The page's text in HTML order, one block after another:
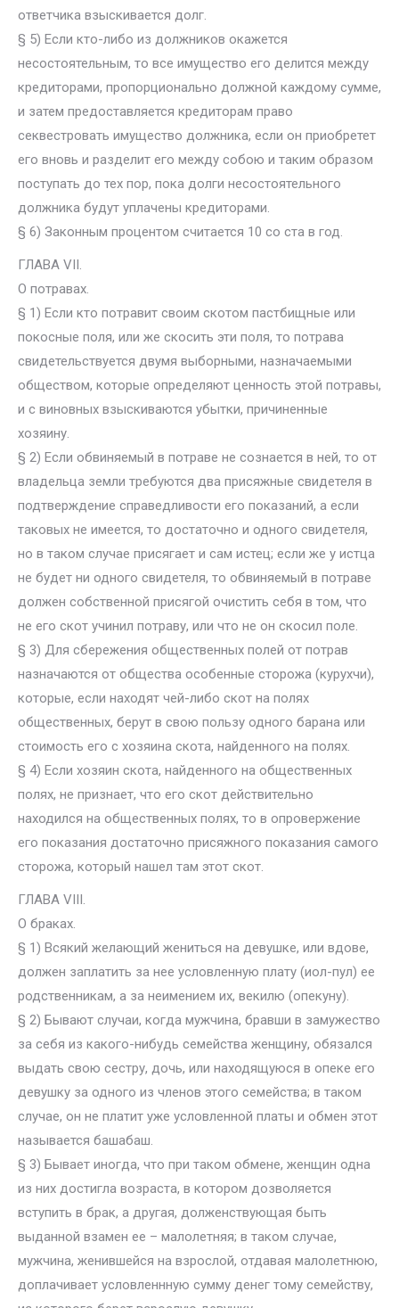
ответчика взыскивается долг.
§ 5) Если кто-либо из должников окажется
несостоятельным, то все имущество его делится между
кредиторами, пропорционально должной каждому сумме,
и затем предоставляется кредиторам право
секвестровать имущество должника, если он приобретет
его вновь и разделит его между собою и таким образом
поступать до тех пор, пока долги несостоятельного
должника будут уплачены кредиторами.
§ 6) Законным процентом считается 10 со ста в год.
ГЛАВА VII.
О потравах.
§ 1) Если кто потравит своим скотом пастбищные или
покосные поля, или же скосить эти поля, то потрава
свидетельствуется двумя выборными, назначаемыми
обществом, которые определяют ценность этой потравы,
и с виновных взыскиваются убытки, причиненные
хозяину.
§ 2) Если обвиняемый в потраве не сознается в ней, то от
владельца земли требуются два присяжные свидетеля в
подтверждение справедливости его показаний, а если
таковых не имеется, то достаточно и одного свидетеля,
но в таком случае присягает и сам истец; если же у истца
не будет ни одного свидетеля, то обвиняемый в потраве
должен собственной присягой очистить себя в том, что
не его скот учинил потраву, или что не он скосил поле.
§ 3) Для сбережения общественных полей от потрав
назначаются от общества особенные сторожа (курухчи),
которые, если находят чей-либо скот на полях
общественных, берут в свою пользу одного барана или
стоимость его с хозяина скота, найденного на полях.
§ 4) Если хозяин скота, найденного на общественных
полях, не признает, что его скот действительно
находился на общественных полях, то в опровержение
его показания достаточно присяжного показания самого
сторожа, который нашел там этот скот.
ГЛАВА VIII.
О браках.
§ 1) Всякий желающий жениться на девушке, или вдове,
должен заплатить за нее условленную плату (иол-пул) ее
родственникам, а за неимением их, векилю (опекуну).
§ 2) Бывают случаи, когда мужчина, бравши в замужество
за себя из какого-нибудь семейства женщину, обязался
выдать свою сестру, дочь, или находящуюся в опеке его
девушку за одного из членов этого семейства; в таком
случае, он не платит уже условленной платы и обмен этот
называется башабаш.
§ 3) Бывает иногда, что при таком обмене, женщин одна
из них достигла возраста, в котором дозволяется
вступить в брак, а другая, долженствующая быть
выданной взамен ее – малолетняя; в таком случае,
мужчина, женившейся на взрослой, отдавая малолетнюю,
доплачивает условленнную сумму денег тому семейству,